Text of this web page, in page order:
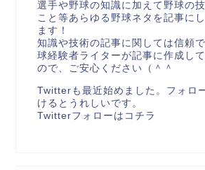
選手や野球の知識に加えて野球の
こと等あらゆる野球ネタを記事に
ます！
知識や技術の記事に関しては信頼
球経験者ライターが記事に作成し
ので、ご安心ください（＾＾
Twitterも最近始めました。フォロ
けるとうれしいです。
Twitterフォローは コチラ